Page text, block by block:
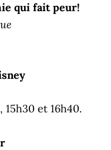
qui fait peur!
15h30 et 16h40.